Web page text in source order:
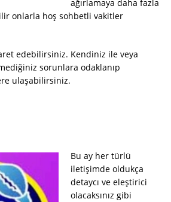
ağırlamaya daha fazla
onlarla hoş sohbetli vakitler
edebilirsiniz. Kendiniz ile veya
sorunlara odaklanıp
ulaşabilirsiniz.
Bu ay her türlü
iletişimde oldukça
detaycı ve eleştirici
olacaksınız gibi